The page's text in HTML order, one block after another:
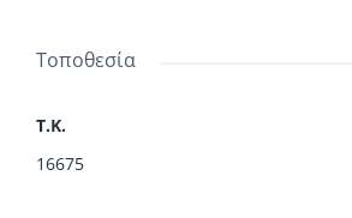
Τοποθεσία
Τ.Κ.
16675